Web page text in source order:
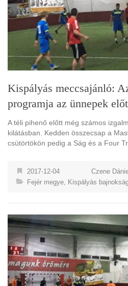
Kispályás meccsajánló:
programja az ünnepek
A téli pihenő előtt még számos
kilátásban. Kedden összecsap a
csütörtökön pedig a Ság és a Four
2017-12-04
Czene
Fejér megye, Kispályás